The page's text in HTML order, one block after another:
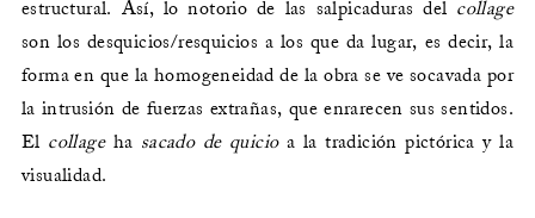
estructural. Así, lo notorio de las salpicaduras del collage
son los desquicios/resquicios a los que da lugar, es decir, la
forma en que la homogeneidad de la obra se ve socavada por
la intrusión de fuerzas extrañas, que enrarecen sus sentidos.
El collageha sacado de quicioa la tradición pictórica y la
visualidad.